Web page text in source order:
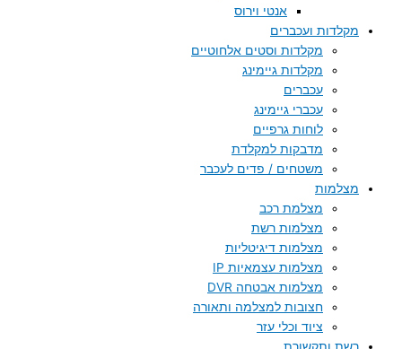
אנטי וירוס
מקלדות ועכברים
מקלדות וסטים אלחוטיים
מקלדות גיימינג
עכברים
עכברי גיימינג
לוחות גרפיים
מדבקות למקלדת
משטחים / פדים לעכבר
מצלמות
מצלמת רכב
מצלמות רשת
מצלמות דיגיטליות
מצלמות עצמאיות IP
מצלמות אבטחה DVR
חצובות למצלמה ותאורה
ציוד וכלי עזר